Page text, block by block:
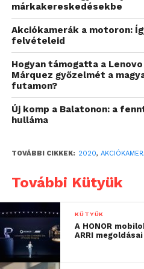
akciókamerája – most
Részletes,
A MiVue™ M760D első és
1080p / 30 fps felvételt
rögzítsen, és minden
legyen. A kamerákat a Sony
STARVIS™ szenzorával
sötét környezetben az
os rekesznyílású lencsék is
mennyiségét és a fényerőt,
biztonságot nyújtanak.
Mindig van
A motorozás veszélyes
márkakereskedésekbe
Akciókamerák a motoron:
felvételeid
Hogyan támogatta a
Márquez győzelmét a
futamon?
Új komp a Balatonon: a
hulláma
TOVÁBBI CIKKEK: 2020,
További Kütyük
KÜTYÜK
A HONOR
ARRI megoldásai